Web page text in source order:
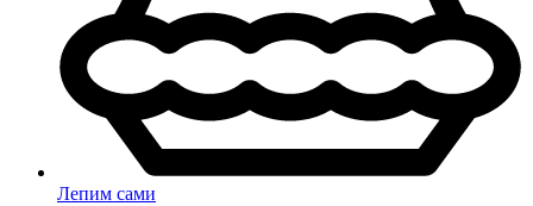
Лепим сами